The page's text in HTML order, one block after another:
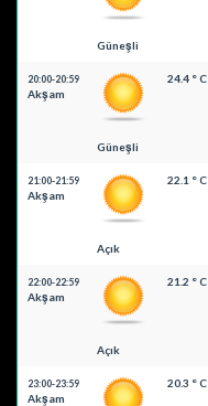
Güneşli
20:00-20:59
Akşam
Güneşli
24.4 ° C
21:00-21:59
Akşam
Açık
22.1 ° C
22:00-22:59
Akşam
Açık
21.2 ° C
23:00-23:59
Akşam
20.3 ° C